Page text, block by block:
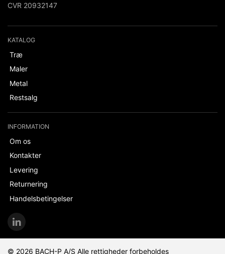
CVR 20932147
KATALOG
Træ
Maler
Metal
Restsalg
INFORMATION
Om os
Kontakter
Levering
Returnering
Handelsbetingelser
© 2026 BACH-P A/S Alle rettigheder forbeholdes